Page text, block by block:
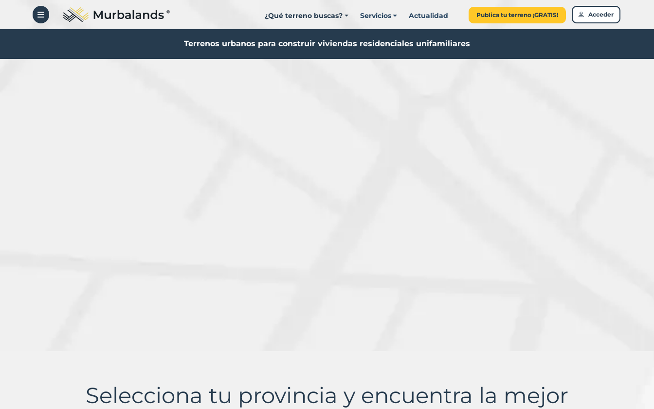
¿Qué terreno buscas? Servicios Actualidad Publica tu terreno ¡GRATIS! Acceder
Terrenos urbanos para construir viviendas residenciales unifamiliares
Selecciona tu provincia y encuentra la mejor